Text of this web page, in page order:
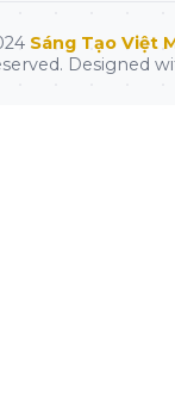
Sáng Tạo Việt
Designed